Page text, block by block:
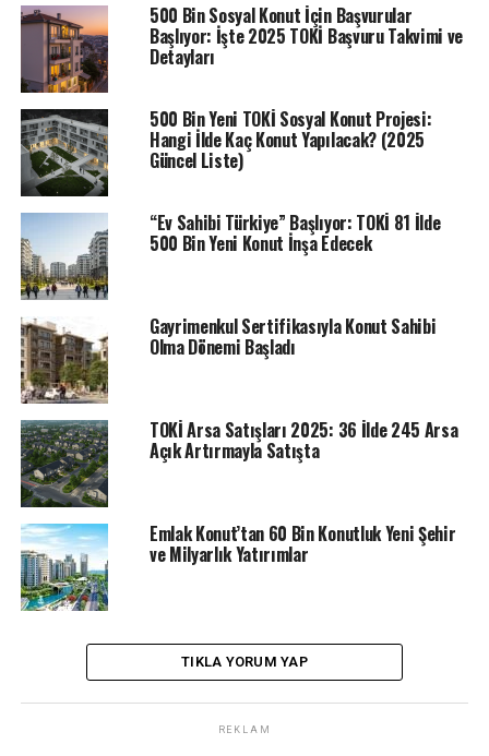
SONRAKI
32 daireden oluşan TOKİ Niğde Çamardı konut belirleme
kura sonuçları açıklandı
ÖNCEKI
Sivas’ta TOKİ Müstakil arsa kura çekilişi yapıldı
500 Bin Sosyal Konut İçin Başvurular
Başlıyor: İşte 2025 TOKİ Başvuru Takvimi ve
Detayları
500 Bin Yeni TOKİ Sosyal Konut Projesi:
Hangi İlde Kaç Konut Yapılacak? (2025
Güncel Liste)
“Ev Sahibi Türkiye” Başlıyor: TOKİ 81 İlde
500 Bin Yeni Konut İnşa Edecek
Gayrimenkul Sertifikasıyla Konut Sahibi
Olma Dönemi Başladı
TOKİ Arsa Satışları 2025: 36 İlde 245 Arsa
Açık Artırmayla Satışta
Emlak Konut’tan 60 Bin Konutluk Yeni Şehir
ve Milyarlık Yatırımlar
TIKLA YORUM YAP
REKLAM